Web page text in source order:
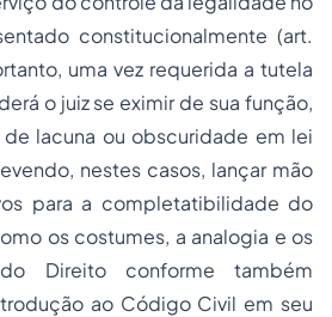
constitucionalmente (art.
uma vez requerida a tutela
o juiz se eximir de sua função,
lacuna ou obscuridade em lei
nestes casos, lançar mão
para a completatibilidade do
os costumes, a analogia e os
Direito conforme também
ao Código Civil em seu